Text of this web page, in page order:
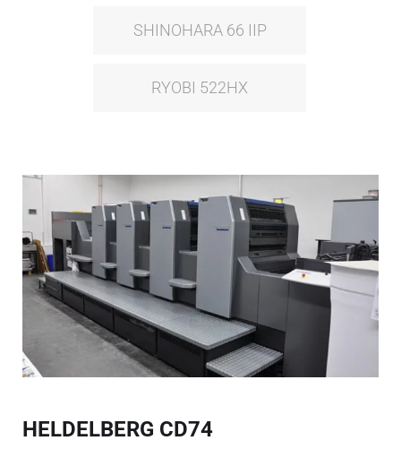
SHINOHARA 66 IIP
RYOBI 522HX
HELDELBERG CD74